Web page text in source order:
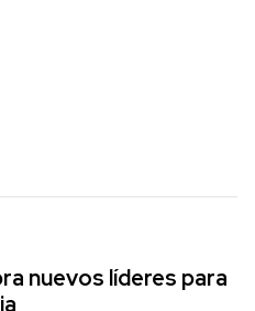
nuevos líderes para